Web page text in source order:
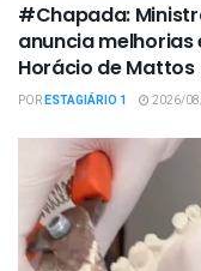
#Chapada:
anuncia
Horácio de Mattos
PORESTAGIÁRIO 1 2026/